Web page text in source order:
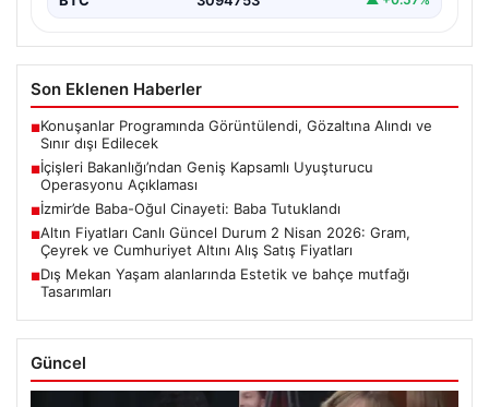
Son Eklenen Haberler
■Konuşanlar Programında Görüntülendi, Gözaltına Alındı ve
Sınır dışı Edilecek
■İçişleri Bakanlığı’ndan Geniş Kapsamlı Uyuşturucu
Operasyonu Açıklaması
■İzmir’de Baba-Oğul Cinayeti: Baba Tutuklandı
■Altın Fiyatları Canlı Güncel Durum 2 Nisan 2026: Gram,
Çeyrek ve Cumhuriyet Altını Alış Satış Fiyatları
■Dış Mekan Yaşam alanlarında Estetik ve bahçe mutfağı
Tasarımları
Güncel